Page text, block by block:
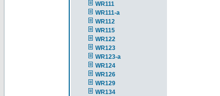
WR111
WR111-a
WR112
WR115
WR122
WR123
WR123-a
WR124
WR126
WR129
WR134